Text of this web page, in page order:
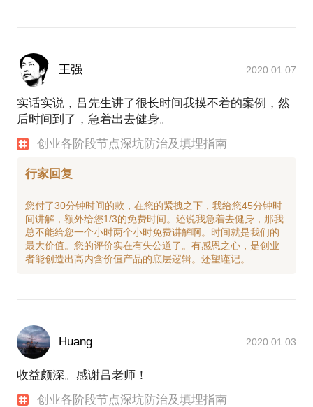
王强 2020.01.07
实话实说，吕先生讲了很长时间我摸不着的案例，然
后时间到了，急着出去健身。
创业各阶段节点深坑防治及填埋指南
行家回复
您付了30分钟时间的款，在您的紧拽之下，我给您45分钟时
间讲解，额外给您1/3的免费时间。还说我急着去健身，那我
总不能给您一个小时两个小时免费讲解啊。时间就是我们的
最大价值。您的评价实在有失公道了。有感恩之心，是创业
Huang 2020.01.03
收益颇深。感谢吕老师！
创业各阶段节点深坑防治及填埋指南